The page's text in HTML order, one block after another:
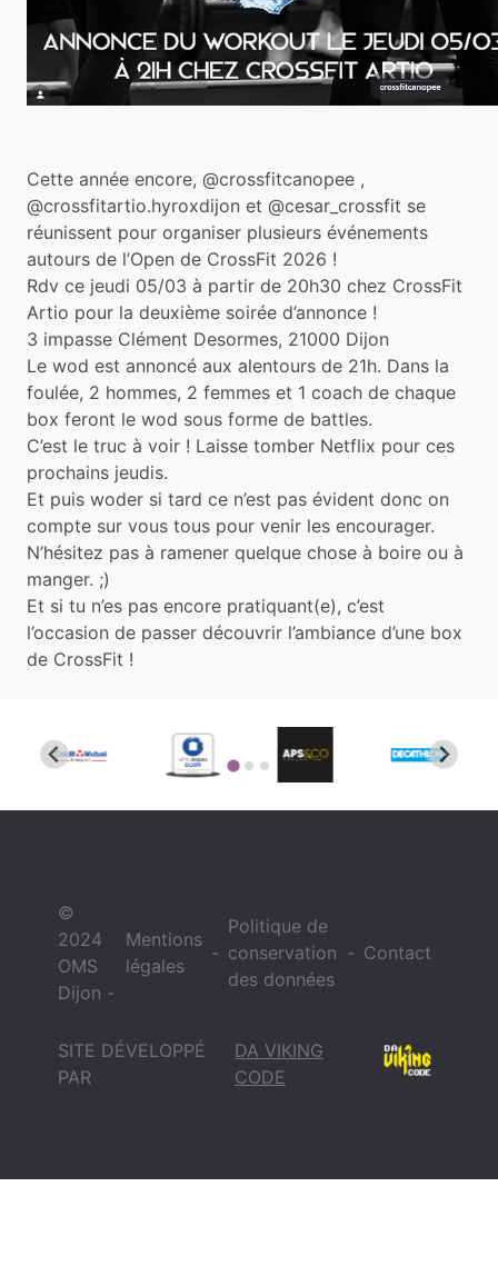
Cette année encore, @crossfitcanopee ,
@crossfitartio.hyroxdijon et @cesar_crossfit se
réunissent pour organiser plusieurs événements
autours de l’Open de CrossFit 2026 !
Rdv ce jeudi 05/03 à partir de 20h30 chez CrossFit
Artio pour la deuxième soirée d’annonce !
3 impasse Clément Desormes, 21000 Dijon
Le wod est annoncé aux alentours de 21h. Dans la
foulée, 2 hommes, 2 femmes et 1 coach de chaque
box feront le wod sous forme de battles.
C’est le truc à voir ! Laisse tomber Netflix pour ces
prochains jeudis.
Et puis woder si tard ce n’est pas évident donc on
compte sur vous tous pour venir les encourager.
N’hésitez pas à ramener quelque chose à boire ou à
manger. ;)
Et si tu n’es pas encore pratiquant(e), c’est
l’occasion de passer découvrir l’ambiance d’une box
de CrossFit !
©
2024
OMS
Dijon -
Mentions
légales
-
Politique de
conservation
des données
- Contact
SITE DÉVELOPPÉ
PAR
DA VIKING
CODE